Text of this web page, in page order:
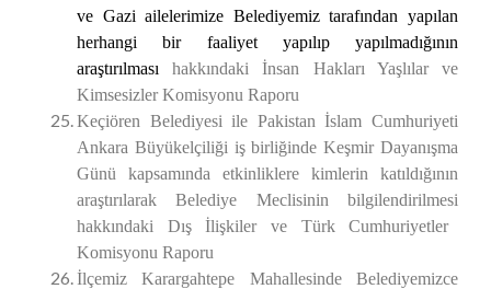
ve Gazi ailelerimize Belediyemiz tarafından yapılan
herhangi bir faaliyet yapılıp yapılmadığının
araştırılması hakkındaki İnsan Hakları Yaşlılar ve
Kimsesizler Komisyonu Raporu
Keçiören Belediyesi ile Pakistan İslam Cumhuriyeti
Ankara Büyükelçiliği iş birliğinde Keşmir Dayanışma
Günü kapsamında etkinliklere kimlerin katıldığının
araştırılarak Belediye Meclisinin bilgilendirilmesi
hakkındaki Dış İlişkiler ve Türk Cumhuriyetler
Komisyonu Raporu
İlçemiz Karargahtepe Mahallesinde Belediyemizce